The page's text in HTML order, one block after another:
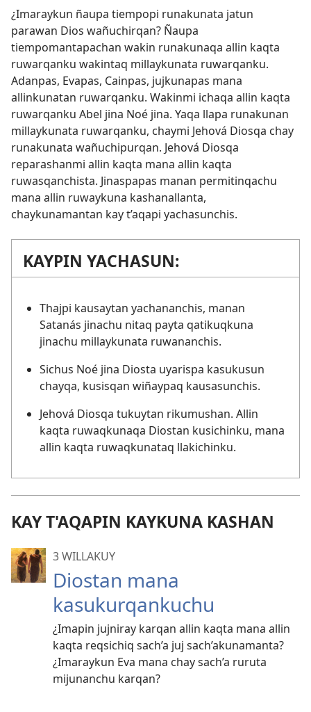
¿Imaraykun ñaupa tiempopi runakunata jatun
parawan Dios wañuchirqan? Ñaupa
tiempomantapachan wakin runakunaqa allin kaqta
ruwarqanku wakintaq millaykunata ruwarqanku.
Adanpas, Evapas, Cainpas, jujkunapas mana
allinkunatan ruwarqanku. Wakinmi ichaqa allin kaqta
ruwarqanku Abel jina Noé jina. Yaqa llapa runakunan
millaykunata ruwarqanku, chaymi Jehová Diosqa chay
runakunata wañuchipurqan. Jehová Diosqa
reparashanmi allin kaqta mana allin kaqta
ruwasqanchista. Jinaspapas manan permitinqachu
mana allin ruwaykuna kashanallanta,
chaykunamantan kay t’aqapi yachasunchis.
KAYPIN YACHASUN:
Thajpi kausaytan yachananchis, manan
Satanás jinachu nitaq payta qatikuqkuna
jinachu millaykunata ruwananchis.
Sichus Noé jina Diosta uyarispa kasukusun
chayqa, kusisqan wiñaypaq kausasunchis.
Jehová Diosqa tukuytan rikumushan. Allin
kaqta ruwaqkunaqa Diostan kusichinku, mana
allin kaqta ruwaqkunataq llakichinku.
KAY T'AQAPIN KAYKUNA KASHAN
3 WILLAKUY
Diostan mana
kasukurqankuchu
¿Imapin jujniray karqan allin kaqta mana allin
kaqta reqsichiq sach’a juj sach’akunamanta?
¿Imaraykun Eva mana chay sach’a ruruta
mijunanchu karqan?